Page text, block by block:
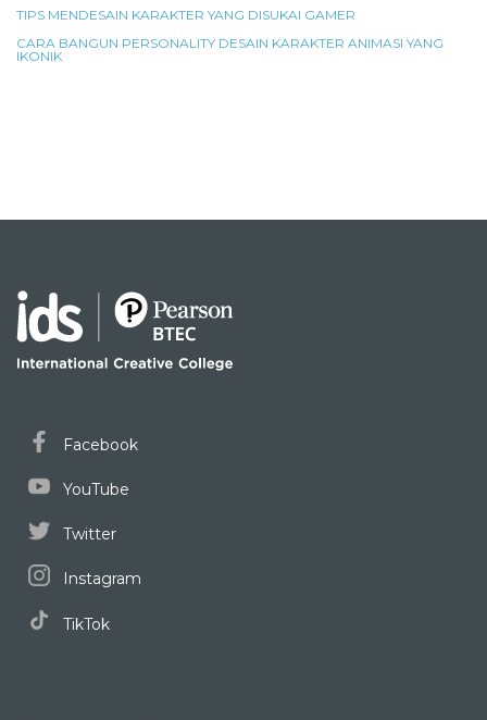
TIPS MENDESAIN KARAKTER YANG DISUKAI GAMER
CARA BANGUN PERSONALITY DESAIN KARAKTER ANIMASI YANG
IKONIK
Facebook
YouTube
Twitter
Instagram
TikTok